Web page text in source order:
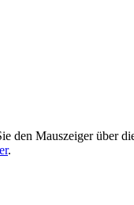
den Mauszeiger über
.